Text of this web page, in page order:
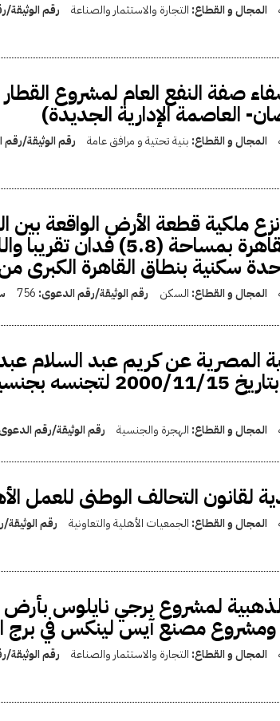
المجال و القطاع: التجارة والاستثمار والصناعة رقم
صفة النفع العام لمشروع القطار
العاصمة الإدارية الجديدة)
المجال و القطاع: بنية تحتية و مرافق عامة رقم الوثيقة/
السلام ثان بالقاهرة
المجال و القطاع: السكن رقم الوثيقة/رقم الدعوى: 756
المصرية عن كريم عبد السلام
مواليد أمريكا
المجال و القطاع: الهجرة والجنسية رقم الوثيقة/رقم
لقانون التحالف الوطنى للعمل
المجال و القطاع: الجمعيات الأهلية والتعاونية رقم
لمشروع برجي نايلوس
ومشروع مصنع آيس لينكس في برج
المجال و القطاع: التجارة والاستثمار والصناعة رقم